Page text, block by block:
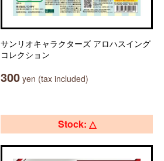
サンリオキャラクターズ アロハスイング
コレクション
300 yen (tax included)
Stock: △